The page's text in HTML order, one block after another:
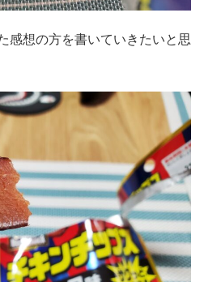
感想の方を書いていきたいと思